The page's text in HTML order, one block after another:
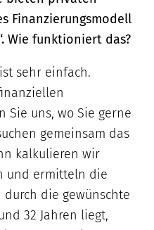
Finanzierungsmodell
Wie funktioniert das?
sehr einfach.
Sie uns, wo Sie gerne
gemeinsam das
kalkulieren wir
und ermitteln die
durch die gewünschte
32 Jahren liegt,